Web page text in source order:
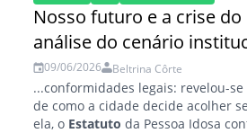
Nosso futuro e a crise
análise do cenário
09/06/2026 Beltrina Côrte
...conformidades legais: revelou-
de como a cidade decide acolher
ela, o Estatuto da Pessoa Idosa